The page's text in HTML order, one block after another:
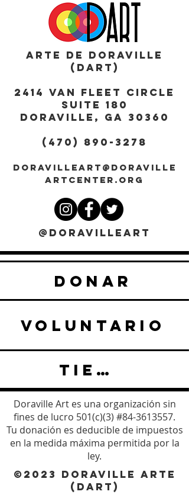
ARTE DE DORAVILLE
(DART)
2414 Van Fleet Circle
Suite 180
DORAVILLE, GA 30360
(470) 890-3278
DORAVILLEART@DORAVILLE
ARTCENTER.ORG
@DORAVILLEART
DONAR
VOLUNTARIO
TIENDA
Doraville Art es una organización sin
fines de lucro 501(c)(3) #84-3613557.
Tu donación es deducible de impuestos
en la medida máxima permitida por la
ley.
©2023 DORAVILLE ARTE
(DART)